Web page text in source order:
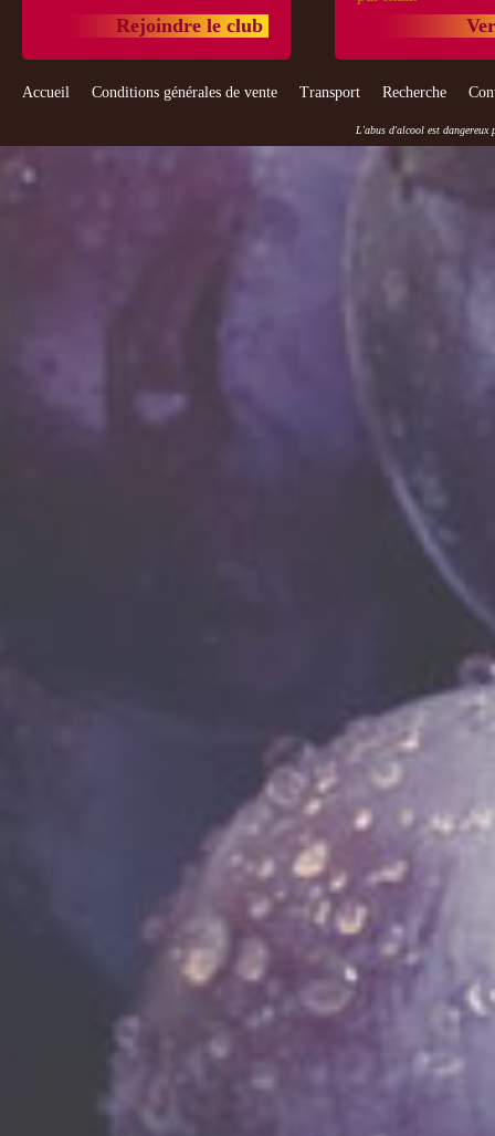
Rejoindre le club
Accueil Conditions générales de vente Transport Recherche
L'abus d'alcool est dangereux